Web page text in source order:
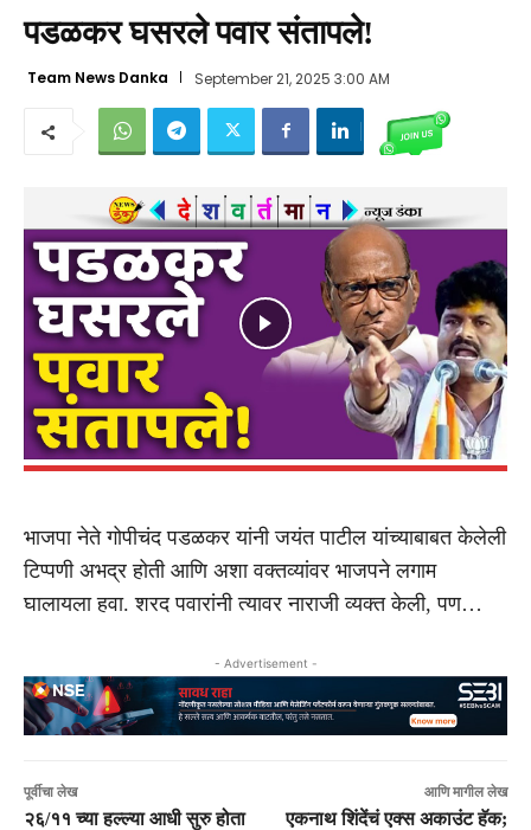
पडळकर घसरले पवार संतापले!
Team News Danka September 21, 2025 3:00 AM
भाजपा नेते गोपीचंद पडळकर यांनी जयंत पाटील यांच्याबाबत केलेली
टिप्पणी अभद्र होती आणि अशा वक्तव्यांवर भाजपने लगाम
घालायला हवा. शरद पवारांनी त्यावर नाराजी व्यक्त केली, पण…
- Advertisement -
पूर्वीचा लेख
२६/११ च्या हल्ल्या आधी सुरु होता
आणि मागील लेख
एकनाथ शिंदेंचं एक्स अकाउंट हॅक;